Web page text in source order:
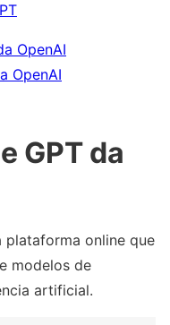
OpenAI
OpenAI
GPT da
plataforma online que
modelos de
artificial.